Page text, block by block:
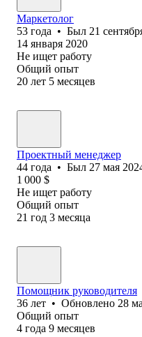
Маркетолог
53 года • Был 21
14 января 2020
Не ищет работу
Общий опыт
20 лет 5 месяцев
Проектный менеджер
44 года • Был 27 мая
1 000 $
Не ищет работу
Общий опыт
21 год 3 месяца
Помощник руководителя
36 лет • Обновлено 28
Общий опыт
4 года 9 месяцев